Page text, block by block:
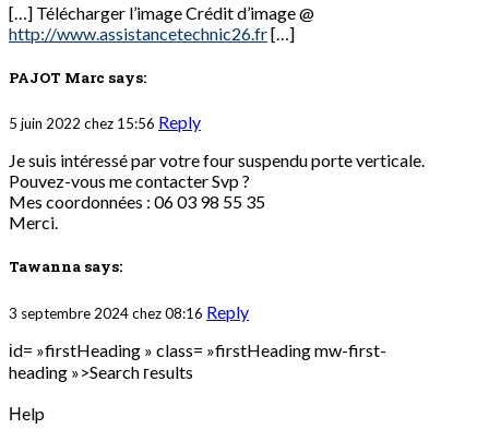
[…] Télécharger l’image Crédit d’image @
http://www.assistancetechnic26.fr[…]
PAJOT Marc says:
5 juin 2022 chez 15:56 Reply
Je suis intéressé par votre four suspendu porte verticale.
Pouvez-vous me contacter Svp ?
Mes coordonnées : 06 03 98 55 35
Merci.
Tawanna says:
3 septembre 2024 chez 08:16 Reply
іd= »firstHeading » class= »firstHeading mw-first-
heading »>Search гesults
Ηelp